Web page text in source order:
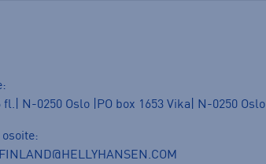
fl.| N-0250 Oslo |PO box 1653 Vika| N-0250 Oslo